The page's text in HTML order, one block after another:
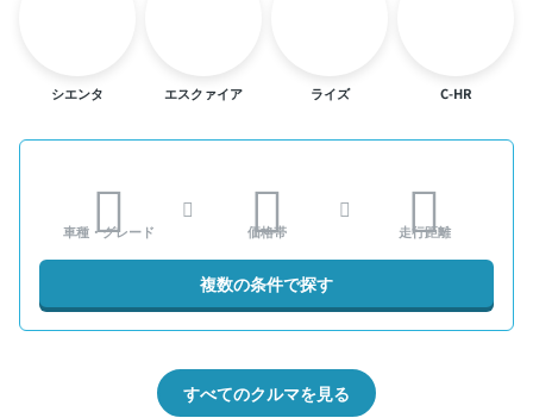
シエンタ エスクァイア ライズ C-HR
車種・グレード 価格帯 走行距離
複数の条件で探す
すべてのクルマを見る